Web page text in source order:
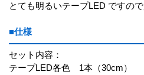
とても明るいテープLED ですの
■仕様
セット内容：
テープLED各色 1本（30cm）